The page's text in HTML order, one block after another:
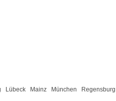
Lübeck Mainz München Regensburg